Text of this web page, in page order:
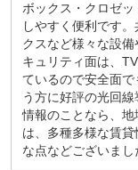
ボックス・クロゼ
しやすく便利です
クスなど様々な設
キュリティ面は、
ているので安全面
う方に好評の光回
情報のことなら、
は、多種多様な賃
な点などございまし